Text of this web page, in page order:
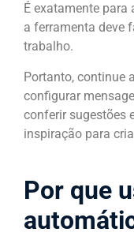
É exatamente para
a ferramenta deve
trabalho.
Portanto, continue
configurar
conferir sugestões
inspiração para
Por que